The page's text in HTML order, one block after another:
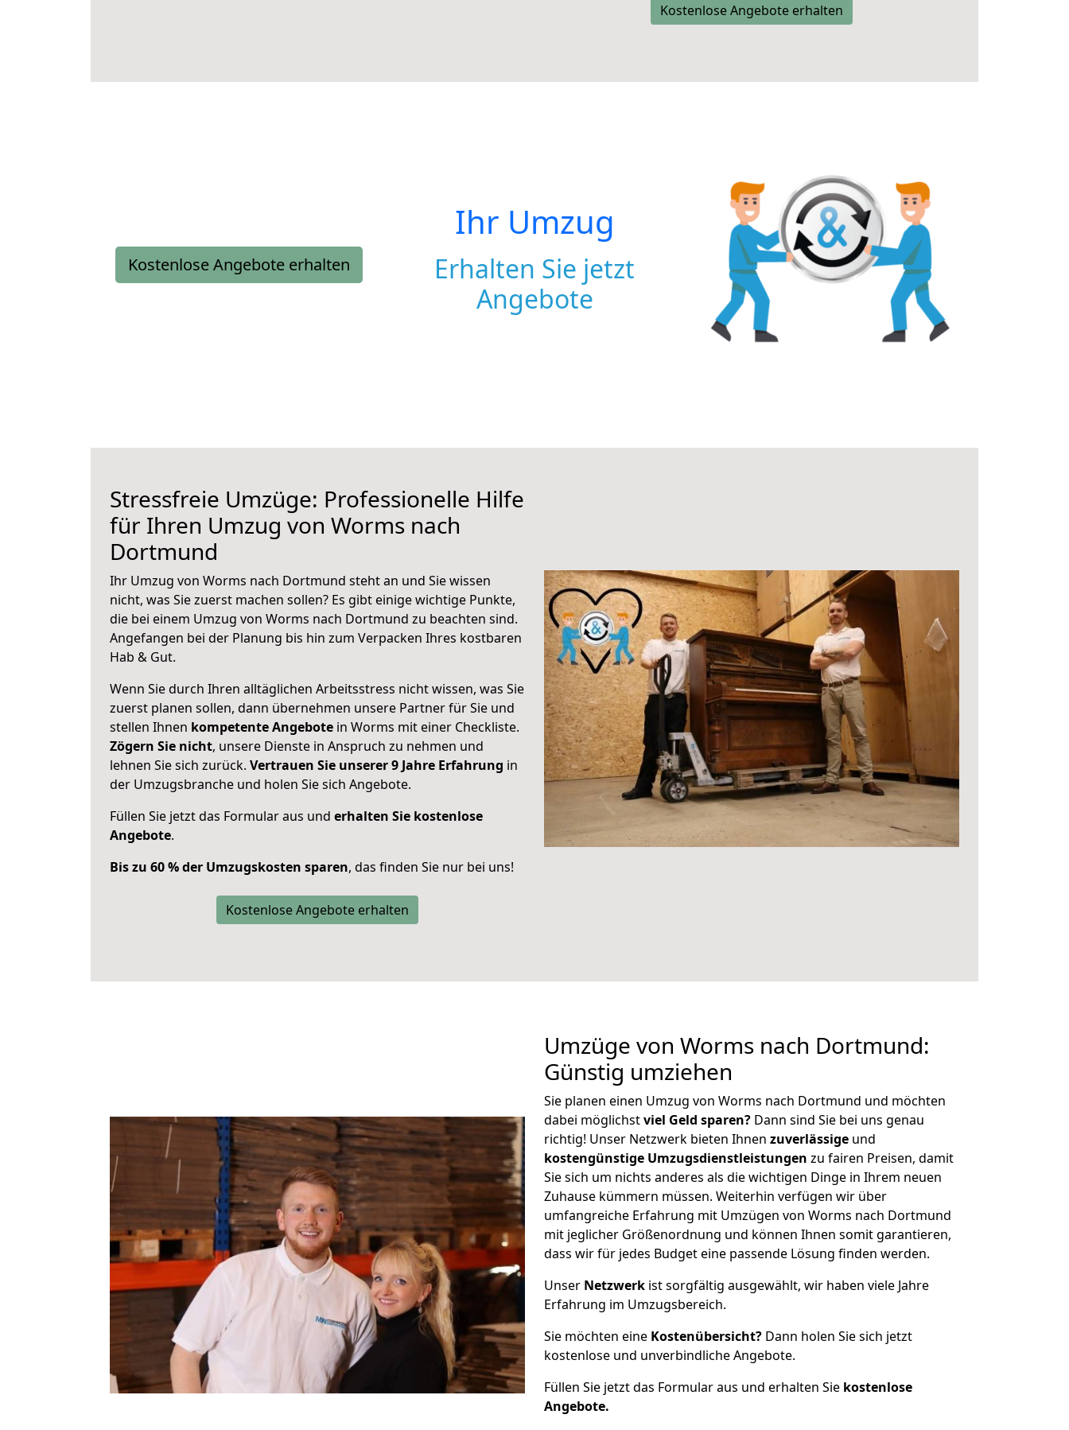
Kostenlose Angebote erhalten
Kostenlose Angebote erhalten
Ihr Umzug
Erhalten Sie jetzt
Angebote
Stressfreie Umzüge: Professionelle Hilfe
für Ihren Umzug von Worms nach
Dortmund
Ihr Umzug von Worms nach Dortmund steht an und Sie wissen
nicht, was Sie zuerst machen sollen? Es gibt einige wichtige Punkte,
die bei einem Umzug von Worms nach Dortmund zu beachten sind.
Angefangen bei der Planung bis hin zum Verpacken Ihres kostbaren
Hab & Gut.
Wenn Sie durch Ihren alltäglichen Arbeitsstress nicht wissen, was Sie
zuerst planen sollen, dann übernehmen unsere Partner für Sie und
stellen Ihnen kompetente Angebote in Worms mit einer Checkliste.
Zögern Sie nicht, unsere Dienste in Anspruch zu nehmen und
lehnen Sie sich zurück. Vertrauen Sie unserer 9 Jahre Erfahrung in
der Umzugsbranche und holen Sie sich Angebote.
Füllen Sie jetzt das Formular aus und erhalten Sie kostenlose
Angebote.
Bis zu 60 % der Umzugskosten sparen, das finden Sie nur bei uns!
Kostenlose Angebote erhalten
Umzüge von Worms nach Dortmund:
Günstig umziehen
Sie planen einen Umzug von Worms nach Dortmund und möchten
dabei möglichstviel Geld sparen? Dann sind Sie bei uns genau
richtig! Unser Netzwerk bieten Ihnen zuverlässige und
kostengünstige Umzugsdienstleistungen zu fairen Preisen, damit
Sie sich um nichts anderes als die wichtigen Dinge in Ihrem neuen
Zuhause kümmern müssen. Weiterhin verfügen wir über
umfangreiche Erfahrung mit Umzügen von Worms nach Dortmund
mit jeglicher Größenordnung und können Ihnen somit garantieren,
dass wir für jedes Budget eine passende Lösung finden werden.
Unser Netzwerk ist sorgfältig ausgewählt, wir haben viele Jahre
Erfahrung im Umzugsbereich.
Sie möchten eine Kostenübersicht? Dann holen Sie sich jetzt
kostenlose und unverbindliche Angebote.
Füllen Sie jetzt das Formular aus und erhalten Sie kostenlose
Angebote.